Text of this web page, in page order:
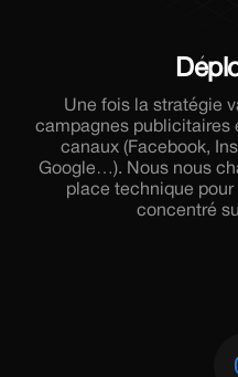
Une fois la stratégie
campagnes publicitaires
canaux (Facebook,
Google…). Nous nous
place technique pour
concentré